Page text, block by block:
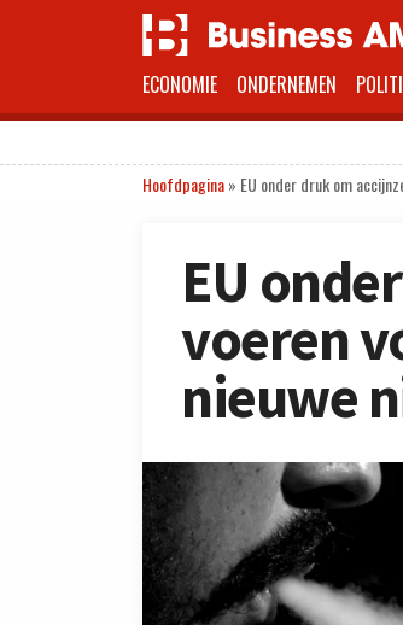
ECONOMIE ONDERNEMEN
Hoofdpagina» EU onder druk om
EU
voeren
nieuwe